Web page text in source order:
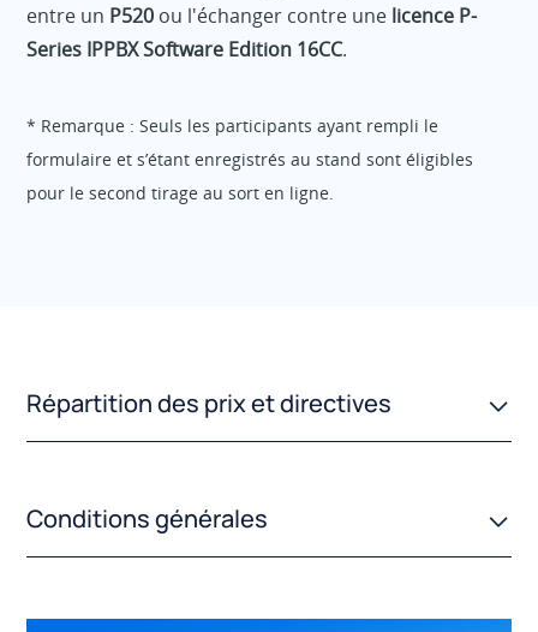
entre un P520 ou l'échanger contre une licence P-
Series IPPBX Software Edition 16CC.
* Remarque : Seuls les participants ayant rempli le
formulaire et s’étant enregistrés au stand sont éligibles
pour le second tirage au sort en ligne.
Répartition des prix et directives
Conditions générales